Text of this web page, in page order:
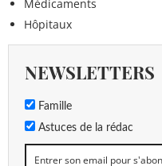
Médicaments
Hôpitaux
NEWSLETTERS
Famille
Astuces de la rédac